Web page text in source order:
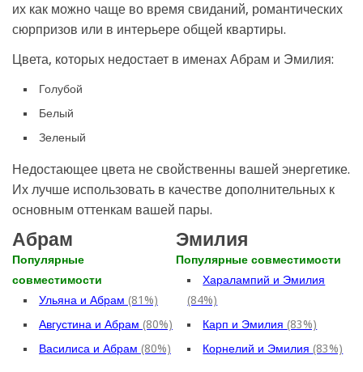
их как можно чаще во время свиданий, романтических
сюрпризов или в интерьере общей квартиры.
Цвета, которых недостает в именах Абрам и Эмилия:
Голубой
Белый
Зеленый
Недостающее цвета не свойственны вашей энергетике.
Их лучше использовать в качестве дополнительных к
основным оттенкам вашей пары.
Абрам
Популярные
совместимости
Ульяна и Абрам (81%)
Августина и Абрам (80%)
Василиса и Абрам (80%)
Эмилия
Популярные совместимости
Харалампий и Эмилия
(84%)
Карп и Эмилия(83%)
Корнелий и Эмилия(83%)